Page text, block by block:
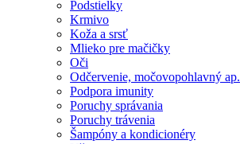
Podstielky
Krmivo
Koža a srsť
Mlieko pre mačičky
Oči
Odčervenie, močovopohlavný ap.
Podpora imunity
Poruchy správania
Poruchy trávenia
Šampóny a kondicionéry